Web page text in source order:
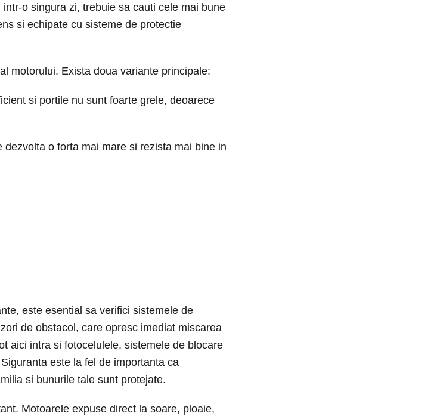
o singura zi, trebuie sa cauti cele mai bune
si echipate cu sisteme de protectie
motorului. Exista doua variante principale:
si portile nu sunt foarte grele, deoarece
o forta mai mare si rezista mai bine in
este esential sa verifici sistemele de
de obstacol, care opresc imediat miscarea
aici intra si fotocelulele, sistemele de blocare
este la fel de importanta ca
si bunurile tale sunt protejate.
Motoarele expuse direct la soare, ploaie,